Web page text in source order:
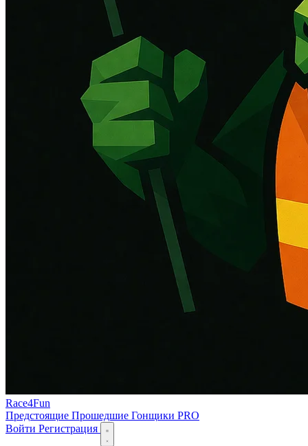
Race4Fun
Предстоящие Прошедшие Гонщики PRO
Войти Регистрация